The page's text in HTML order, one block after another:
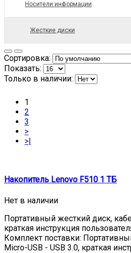
Носители информации
Жесткие диски
Сортировка:
Показать:
Только в наличии:
1
2
3
>
>|
Накопитель Lenovo F510 1 ТБ
Нет в наличии
Портативный жесткий диск,
краткая инструкция
Комплект поставки:
Micro-USB - USB 3.0, краткая